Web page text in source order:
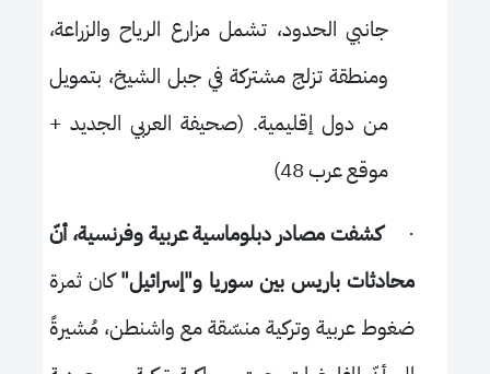
جانبي الحدود، تشمل مزارع الرياح والزراعة،
ومنطقة تزلج مشتركة في جبل الشيخ، بتمويل
من دول إقليمية. (صحيفة العربي الجديد +
موقع عرب 48)
·كشفت مصادر دبلوماسية عربية وفرنسية، أنّ
محادثات باريس بين سوريا و"إسرائيل"كان ثمرة
ضغوط عربية وتركية منسّقة مع واشنطن، مُشيرةً